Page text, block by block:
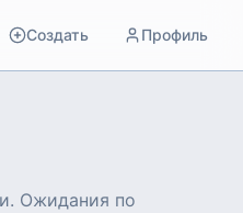
Создать Профиль
Ожидания по